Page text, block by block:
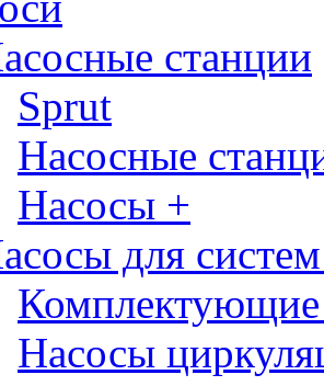
станции
Sprut
Насосные
Насосы +
для
Комплектующие
Насосы